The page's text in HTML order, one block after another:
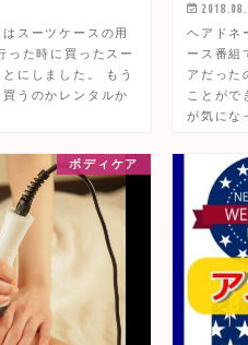
スーツケースの用
った時に買ったスー
にしました。 もう
うのかレンタルか
ヘアドネ
ース番組
アだった
ことがで
が気にな
ボディケア